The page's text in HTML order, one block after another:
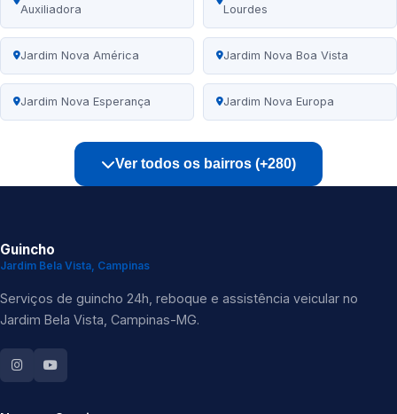
Auxiliadora
Lourdes
Jardim Nova América Jardim Nova Boa Vista
Jardim Nova Esperança Jardim Nova Europa
Ver todos os bairros (+280)
Guincho
Jardim Bela Vista, Campinas
Serviços de guincho 24h, reboque e assistência veicular no
Jardim Bela Vista, Campinas-MG.